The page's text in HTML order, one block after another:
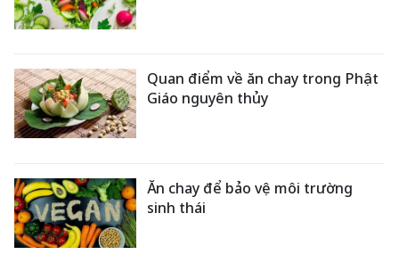
Quan điểm về ăn chay trong Phật
Giáo nguyên thủy
Ăn chay để bảo vệ môi trường
sinh thái